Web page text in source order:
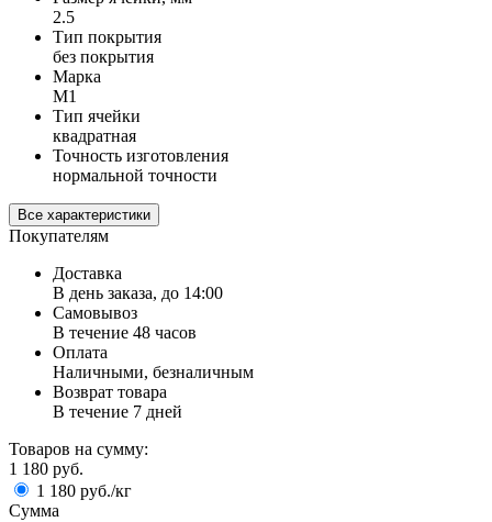
2.5
Тип покрытия
без покрытия
Марка
М1
Тип ячейки
квадратная
Точность изготовления
нормальной точности
Все характеристики
Покупателям
Доставка
В день заказа, до 14:00
Самовывоз
В течение 48 часов
Оплата
Наличными, безналичным
Возврат товара
В течение 7 дней
Товаров на сумму:
1 180 руб.
1 180 руб./кг
Сумма